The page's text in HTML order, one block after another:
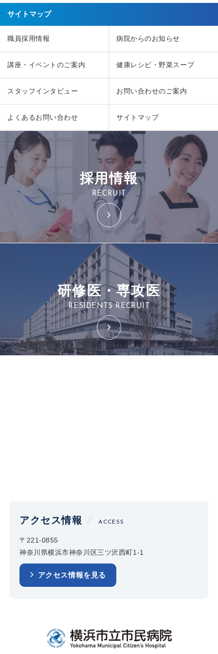
サイトマップ
職員採用情報 病院からのお知らせ
講座・イベントのご案内 健康レシピ・野菜スープ
スタッフインタビュー お問い合わせのご案内
よくあるお問い合わせ サイトマップ
採用情報
RECRUIT
研修医・専攻医
RESIDENTS RECRUIT
アクセス情報 ACCESS
〒221-0855
神奈川県横浜市神奈川区三ツ沢西町1-1
アクセス情報を見る